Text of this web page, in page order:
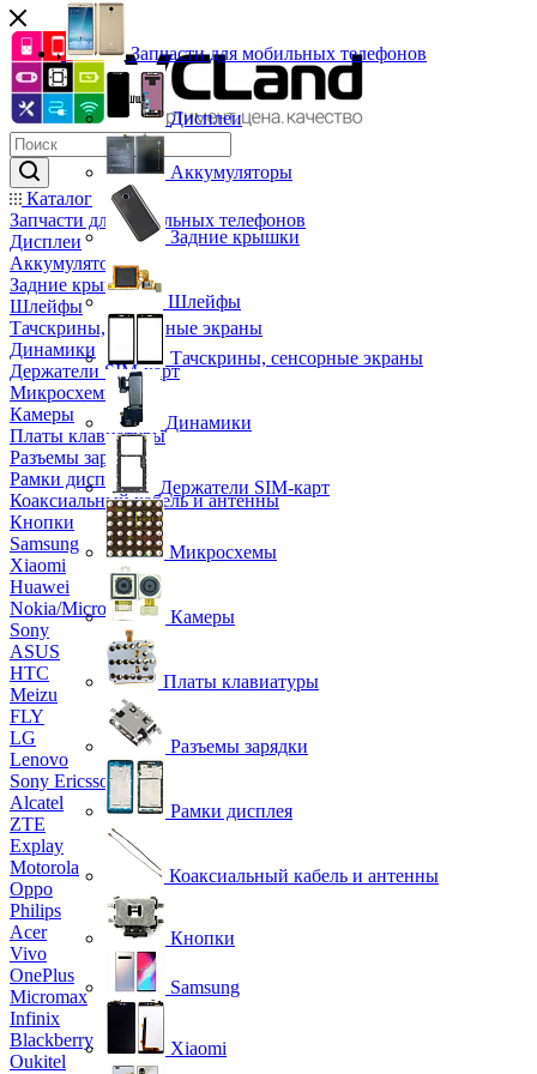
Каталог
Запчасти для мобильных телефонов
Дисплеи
Аккумуляторы
Задние крышки
Шлейфы
Тачскрины, сенсорные экраны
Динамики
Держатели SIM-карт
Микросхемы
Камеры
Платы клавиатуры
Разъемы зарядки
Рамки дисплея
Коаксиальный кабель и антенны
Кнопки
Samsung
Xiaomi
Huawei
Nokia/Microsoft
Sony
ASUS
HTC
Meizu
FLY
LG
Lenovo
Sony Ericsson
Alcatel
ZTE
Explay
Motorola
Oppo
Philips
Acer
Vivo
OnePlus
Micromax
Infinix
Blackberry
Oukitel
Запчасти для мобильных телефонов
Дисплеи
Аккумуляторы
Задние крышки
Шлейфы
Тачскрины, сенсорные экраны
Динамики
Держатели SIM-карт
Микросхемы
Камеры
Платы клавиатуры
Разъемы зарядки
Рамки дисплея
Коаксиальный кабель и антенны
Кнопки
Samsung
Xiaomi